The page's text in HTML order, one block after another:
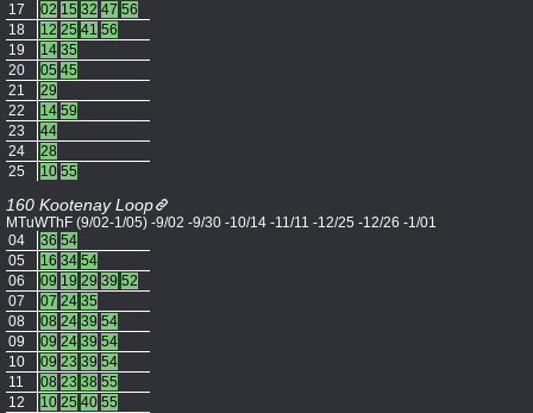
17
02 15 32 47 56
18
12 25 41 56
19
14 35
20
05 45
21
29
22
14 59
23
44
24
28
25
10 55
160 Kootenay Loop
MTuWThF (9/02-1/05) -9/02 -9/30 -10/14 -11/11 -12/25 -12/26 -1/01
04
36 54
05
16 34 54
06
09 19 29 39 52
07
07 24 35
08
08 24 39 54
09
09 24 39 54
10
09 23 39 54
11
08 23 38 55
12
10 25 40 55